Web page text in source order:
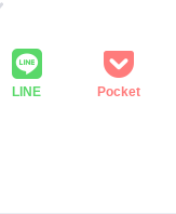
LINE Pocket